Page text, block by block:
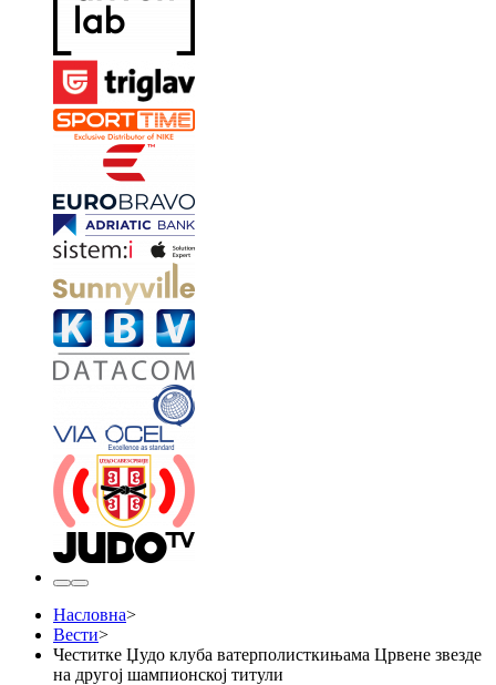
Насловна>
Вести>
​Честитке Џудо клуба ватерполисткињама Црвене звезде
на другој шампионској титули